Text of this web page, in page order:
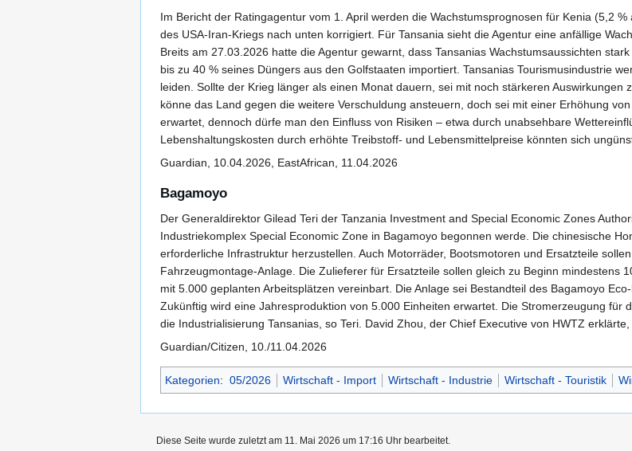
Im Bericht der Ratingagentur vom 1. April werden die Wachstumsprognosen für Kenia (5,2
des USA-Iran-Kriegs nach unten korrigiert. Für Tansania sieht die Agentur eine anfällige
Breits am 27.03.2026 hatte die Agentur gewarnt, dass Tansanias Wachstumsaussichten
bis zu 40 % seines Düngers aus den Golfstaaten importiert. Tansanias Tourismusindustrie
leiden. Sollte der Krieg länger als einen Monat dauern, sei mit noch stärkeren
könne das Land gegen die weitere Verschuldung ansteuern, doch sei mit einer Erhöhung
erwartet, dennoch dürfe man den Einfluss von Risiken – etwa durch unabsehbare
Lebenshaltungskosten durch erhöhte Treibstoff- und Lebensmittelpreise könnten sich
Guardian, 10.04.2026, EastAfrican, 11.04.2026
Bagamoyo
Der Generaldirektor Gilead Teri der Tanzania Investment and Special Economic Zones
Industriekomplex Special Economic Zone in Bagamoyo begonnen werde. Die chinesische
erforderliche Infrastruktur herzustellen. Auch Motorräder, Bootsmotoren und Ersatzteile
Fahrzeugmontage-Anlage. Die Zulieferer für Ersatzteile sollen gleich zu Beginn mindestens
mit 5.000 geplanten Arbeitsplätzen vereinbart. Die Anlage sei Bestandteil des Bagamoyo
Zukünftig wird eine Jahresproduktion von 5.000 Einheiten erwartet. Die Stromerzeugung
die Industrialisierung Tansanias, so Teri. David Zhou, der Chief Executive von HWTZ
Guardian/Citizen, 10./11.04.2026
Kategorien: 05/2026 Wirtschaft - Import Wirtschaft - Industrie Wirtschaft - Touristik
Diese Seite wurde zuletzt am 11. Mai 2026 um 17:16 Uhr bearbeitet.